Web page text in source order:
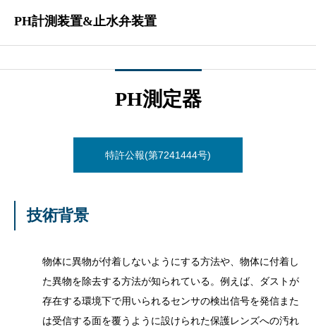
PH計測装置&止水弁装置
PH測定器
特許公報(第7241444号)
技術背景
物体に異物が付着しないようにする方法や、物体に付着し
た異物を除去する方法が知られている。例えば、ダストが
存在する環境下で用いられるセンサの検出信号を発信また
は受信する面を覆うように設けられた保護レンズへの汚れ